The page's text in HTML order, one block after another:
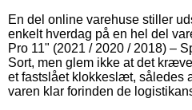
En del online varehuse stiller
enkelt hverdag på en hel del
Pro 11" (2021 / 2020 / 2018) –
Sort, men glem ikke at det
et fastslået klokkeslæt, således
varen klar forinden de